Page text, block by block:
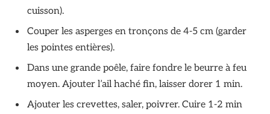
cuisson).
Couper les asperges en tronçons de 4-5 cm (garder
les pointes entières).
Dans une grande poêle, faire fondre le beurre à feu
moyen. Ajouter l’ail haché fin, laisser dorer 1 min.
Ajouter les crevettes, saler, poivrer. Cuire 1-2 min